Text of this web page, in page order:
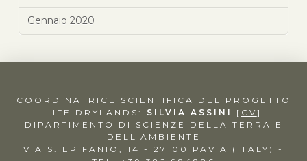
Gennaio 2020
COORDINATRICE SCIENTIFICA DEL PROGETTO
LIFE DRYLANDS: SILVIA ASSINI [ CV ]
DIPARTIMENTO DI SCIENZE DELLA TERRA E
DELL'AMBIENTE
VIA S. EPIFANIO, 14 - 27100 PAVIA (ITALY) -